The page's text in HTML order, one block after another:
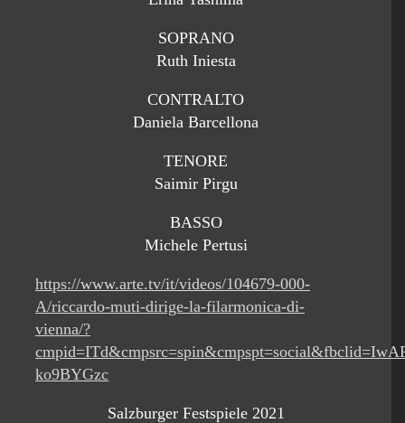
SOPRANO
Ruth Iniesta
CONTRALTO
Daniela Barcellona
TENORE
Saimir Pirgu
BASSO
Michele Pertusi
https://www.arte.tv/it/videos/104679-000-
A/riccardo-muti-dirige-la-filarmonica-di-
vienna/?
ko9BYGzc
Salzburger Festspiele 2021